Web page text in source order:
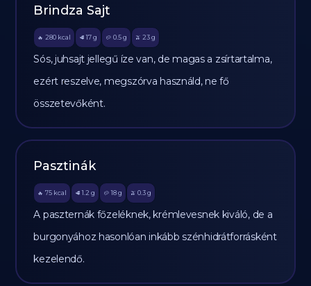
Brindza Sajt
🔥 280 kcal 🥩 17 g 🥔 0.5g 🫒 23 g
Sós, juhsajt jellegű íze van, de magas a zsírtartalma,
ezért reszelve, megszórva használd, ne fő
összetevőként.
Pasztinák
🔥 75 kcal 🥩 1.2 g 🥔 18g 🫒 0.3 g
A paszternák főzeléknek, krémlevesnek kiváló, de a
burgonyához hasonlóan inkább szénhidrátforrásként
kezelendő.